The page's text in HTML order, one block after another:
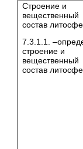
Строение и
вещественный
состав
7.3.1.1.
строение и
вещественный
состав